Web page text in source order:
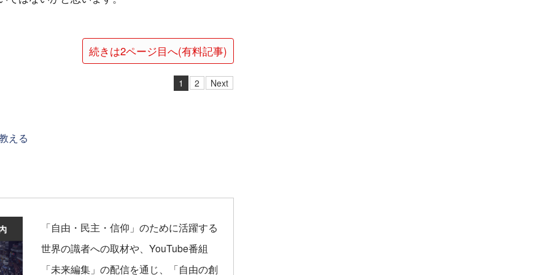
続きは2ページ目へ(有料記事)
1 2 Next
える
「自由・民主・信仰」のために活躍する
世界の識者への取材や、YouTube番組
「未来編集」の配信を通じ、「自由の創